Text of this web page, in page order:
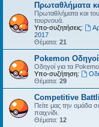
Πρωταθλήματα
Πρωταθλήματα και
τουρνουά.
Υπο-συζητήσεις:
2017
Θέματα: 21
Pokemon Οδηγοί
Οδηγοί για τα
Υπο-συζήτηση:
Θέματα: 29
Competitive
Πείτε μας την ομάδα
παιχνίδι.
Θέματα: 12